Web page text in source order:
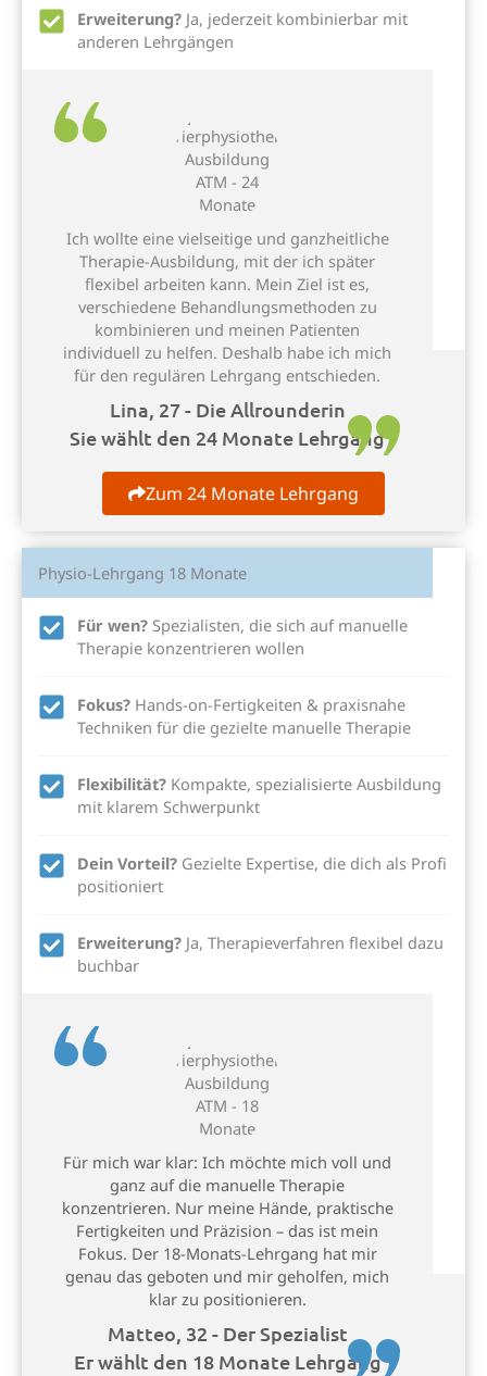
Erweiterung? Ja, jederzeit kombinierbar mit
anderen Lehrgängen
Ich wollte eine vielseitige und ganzheitliche
Therapie-Ausbildung, mit der ich später
flexibel arbeiten kann. Mein Ziel ist es,
verschiedene Behandlungsmethoden zu
kombinieren und meinen Patienten
individuell zu helfen. Deshalb habe ich mich
für den regulären Lehrgang entschieden.
Lina, 27 - Die Allrounderin
Sie wählt den 24 Monate Lehrgang
Zum 24 Monate Lehrgang
Physio-Lehrgang 18 Monate
Für wen? Spezialisten, die sich auf manuelle
Therapie konzentrieren wollen
Fokus? Hands-on-Fertigkeiten & praxisnahe
Techniken für die gezielte manuelle Therapie
Flexibilität? Kompakte, spezialisierte Ausbildung
mit klarem Schwerpunkt
Dein Vorteil? Gezielte Expertise, die dich als Profi
positioniert
Erweiterung? Ja, Therapieverfahren flexibel dazu
buchbar
Für mich war klar: Ich möchte mich voll und
ganz auf die manuelle Therapie
konzentrieren. Nur meine Hände, praktische
Fertigkeiten und Präzision – das ist mein
Fokus. Der 18-Monats-Lehrgang hat mir
genau das geboten und mir geholfen, mich
klar zu positionieren.
Matteo, 32 - Der Spezialist
Er wählt den 18 Monate Lehrgang